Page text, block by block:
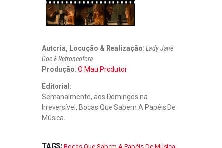
Autoria, Locução & Realização: Lady Jane
Doe & Retroneofora
Produção: O Mau Produtor
Editorial:
Semanalmente, aos Domingos na
Irreversível, Bocas Que Sabem A Papéis De
Música.
TAGS: Bocas Que Sabem A Papéis De Música
E
U
S
D
A
E
E
T
Ó
N